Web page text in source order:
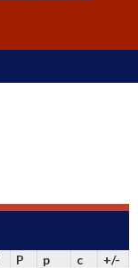
P p c
+/-